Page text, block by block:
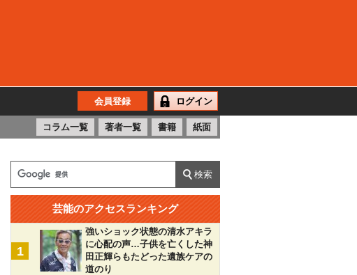
会員登録 ログイン
コラム一覧 著者一覧 書籍 紙面
芸能のアクセスランキング
1
強いショック状態の清水アキラ
に心配の声…子供を亡くした神
田正輝らもたどった遺族ケアの
道のり